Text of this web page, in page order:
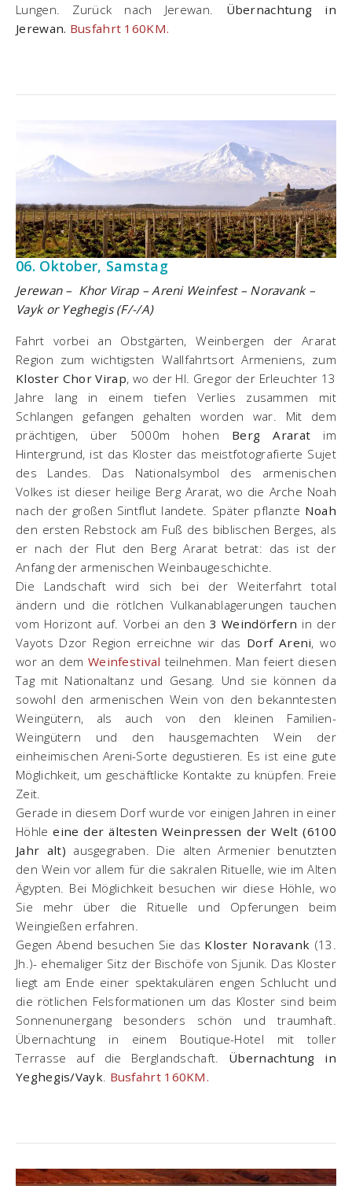
Lungen. Zurück nach Jerewan. Übernachtung in
Jerewan. Busfahrt 160KM.
06. Oktober, Samstag
Jerewan – Khor Virap – Areni Weinfest – Noravank –
Vayk or Yeghegis (F/-/A)
Fahrt vorbei an Obstgärten, Weinbergen der Ararat
Region zum wichtigsten Wallfahrtsort Armeniens, zum
Kloster Chor Virap, wo der Hl. Gregor der Erleuchter 13
Jahre lang in einem tiefen Verlies zusammen mit
Schlangen gefangen gehalten worden war. Mit dem
prächtigen, über 5000m hohen Berg Ararat im
Hintergrund, ist das Kloster das meistfotografierte Sujet
des Landes. Das Nationalsymbol des armenischen
Volkes ist dieser heilige Berg Ararat, wo die Arche Noah
nach der großen Sintflut landete. Später pflanzte Noah
den ersten Rebstock am Fuß des biblischen Berges, als
er nach der Flut den Berg Ararat betrat: das ist der
Anfang der armenischen Weinbaugeschichte.
Die Landschaft wird sich bei der Weiterfahrt total
ändern und die rötlchen Vulkanablagerungen tauchen
vom Horizont auf. Vorbei an den 3 Weindörfern in der
Vayots Dzor Region erreichne wir das Dorf Areni, wo
wor an dem Weinfestival teilnehmen. Man feiert diesen
Tag mit Nationaltanz und Gesang. Und sie können da
sowohl den armenischen Wein von den bekanntesten
Weingütern, als auch von den kleinen Familien-
Weingütern und den hausgemachten Wein der
einheimischen Areni-Sorte degustieren. Es ist eine gute
Möglichkeit, um geschäftlicke Kontakte zu knüpfen. Freie
Zeit.
Gerade in diesem Dorf wurde vor einigen Jahren in einer
Höhleeine der ältesten Weinpressen der Welt (6100
Jahr alt) ausgegraben. Die alten Armenier benutzten
den Wein vor allem für die sakralen Rituelle, wie im Alten
Ägypten. Bei Möglichkeit besuchen wir diese Höhle, wo
Sie mehr über die Rituelle und Opferungen beim
Weingießen erfahren.
Gegen Abend besuchen Sie das Kloster Noravank (13.
Jh.)- ehemaliger Sitz der Bischöfe von Sjunik. Das Kloster
liegt am Ende einer spektakulären engen Schlucht und
die rötlichen Felsformationen um das Kloster sind beim
Sonnenunergang besonders schön und traumhaft.
Übernachtung in einem Boutique-Hotel mit toller
Terrasse auf die Berglandschaft. Übernachtung in
Yeghegis/Vayk. Busfahrt 160KM.